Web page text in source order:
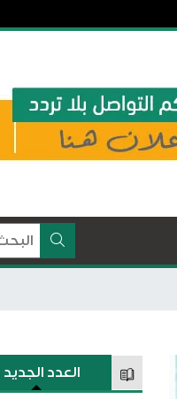
العدد الجديد